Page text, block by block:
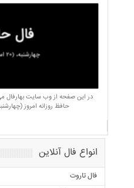
در این صفحه از وب سایت بهارفال
حافظ روزانه امروز (چهارشنبه، (20 اسفند
انواع فال آنلاین
فال تاروت